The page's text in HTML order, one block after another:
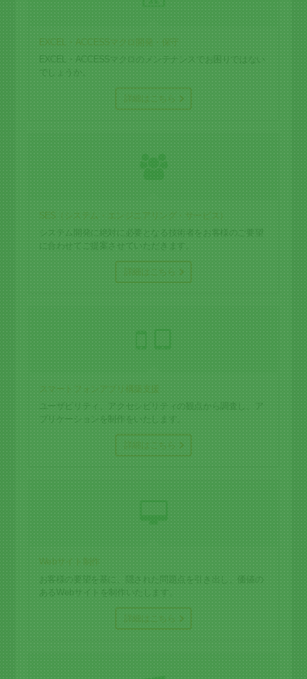
EXCEL・ACCESSマクロ開発・保守
EXCEL・ACCESSマクロのメンテナンスでお困りではない
でしょうか。
詳細はこちら
SES（システム・エンジニアリング・サービス）
システム開発に絶対に必要となる技術者をお客様のご要望
に合わせてご提案させていただきます。
詳細はこちら
スマートフォンアプリ構築支援
ユーザビリティ、アクセシビリティの観点から調査し、ア
プリケーションを制作をいたします。
詳細はこちら
Webサイト制作
お客様の要望を基に、隠された問題点を引き出し、価値の
あるWebサイトを制作いたします。
詳細はこちら